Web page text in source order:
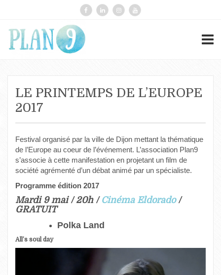
LE PRINTEMPS DE L’EUROPE
2017
Festival organisé par la ville de Dijon mettant la thématique
de l’Europe au coeur de l’événement. L’association Plan9
s’associe à cette manifestation en projetant un film de
société agrémenté d’un débat animé par un spécialiste.
Programme édition 2017
Mardi 9 mai / 20h / Cinéma Eldorado/
GRATUIT
Polka Land
All’s soul day